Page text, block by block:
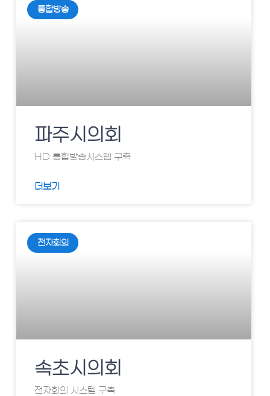
통합방송
파주시의회
HD 통합방송시스템 구축
더보기
전자회의
속초시의회
전자회의 시스템 구축